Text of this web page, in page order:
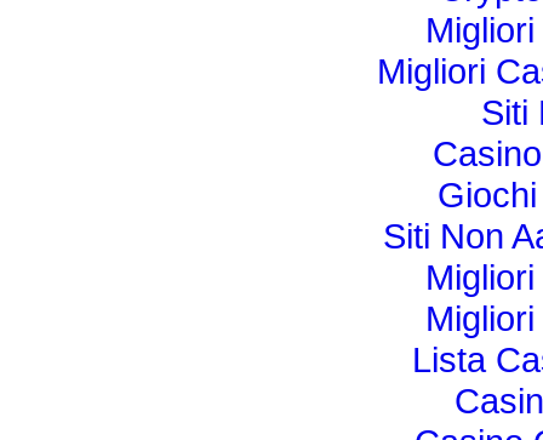
Migliori
Siti
Siti Non
Lista